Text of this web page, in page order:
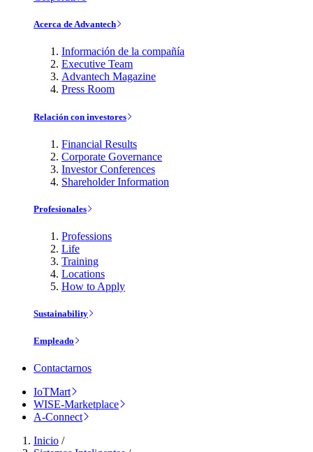
Acerca de Advantech
Información de la compañía
Executive Team
Advantech Magazine
Press Room
Relación con investores
Financial Results
Corporate Governance
Investor Conferences
Shareholder Information
Profesionales
Professions
Life
Training
Locations
How to Apply
Sustainability
Empleado
Contactarnos
IoTMart
WISE-Marketplace
A-Connect
Inicio /